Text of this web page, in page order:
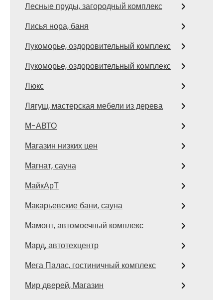
Лесные пруды, загородный комплекс
Лисья нора, баня
Лукоморье, оздоровительный комплекс
Лукоморье, оздоровительный комплекс
Люкс
Лягуш, мастерская мебели из дерева
М-АВТО
Магазин низких цен
Магнат, сауна
МайкАрТ
Макарьевские бани, сауна
Мамонт, автомоечный комплекс
Мард, автотехцентр
Мега Палас, гостиничный комплекс
Мир дверей, Магазин